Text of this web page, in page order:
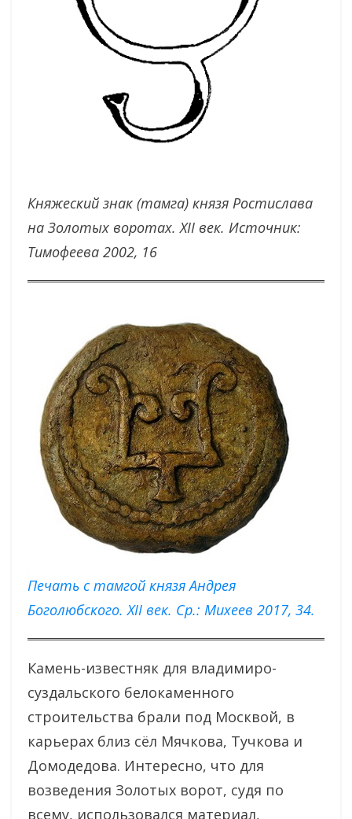
Княжеский знак (тамга) князя Ростислава
на Золотых воротах. XII век. Источник:
Тимофеева 2002, 16
Печать с тамгой князя Андрея
Боголюбского. XII век. Ср.: Михеев 2017, 34.
Камень-известняк для владимиро-
суздальского белокаменного
строительства брали под Москвой, в
карьерах близ сёл Мячкова, Тучкова и
Домодедова. Интересно, что для
возведения Золотых ворот, судя по
всему, использовался материал,